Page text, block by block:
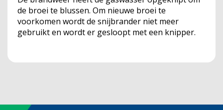
de broei te blussen. Om nieuwe broei te
voorkomen wordt de snijbrander niet meer
gebruikt en wordt er gesloopt met een knipper.